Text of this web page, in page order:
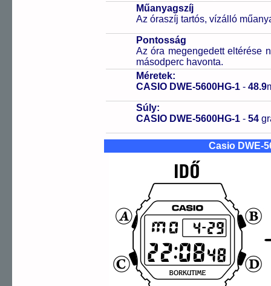
Műanyagszíj
Az óraszíj tartós, vízálló
Pontosság
Az óra megengedett eltérése
másodperc havonta.
Méretek:
CASIO DWE-5600HG-1 - 48.9
Súly:
CASIO DWE-5600HG-1 - 54
Casio DWE-